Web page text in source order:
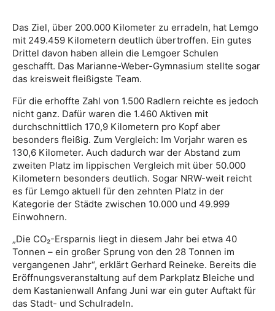
Das Ziel, über 200.000 Kilometer zu erradeln, hat Lemgo
mit 249.459 Kilometern deutlich übertroffen. Ein gutes
Drittel davon haben allein die Lemgoer Schulen
geschafft. Das Marianne-Weber-Gymnasium stellte sogar
das kreisweit fleißigste Team.
Für die erhoffte Zahl von 1.500 Radlern reichte es jedoch
nicht ganz. Dafür waren die 1.460 Aktiven mit
durchschnittlich 170,9 Kilometern pro Kopf aber
besonders fleißig. Zum Vergleich: Im Vorjahr waren es
130,6 Kilometer. Auch dadurch war der Abstand zum
zweiten Platz im lippischen Vergleich mit über 50.000
Kilometern besonders deutlich. Sogar NRW-weit reicht
es für Lemgo aktuell für den zehnten Platz in der
Kategorie der Städte zwischen 10.000 und 49.999
Einwohnern.
„Die CO₂-Ersparnis liegt in diesem Jahr bei etwa 40
Tonnen – ein großer Sprung von den 28 Tonnen im
vergangenen Jahr“, erklärt Gerhard Reineke. Bereits die
Eröffnungsveranstaltung auf dem Parkplatz Bleiche und
dem Kastanienwall Anfang Juni war ein guter Auftakt für
das Stadt- und Schulradeln.